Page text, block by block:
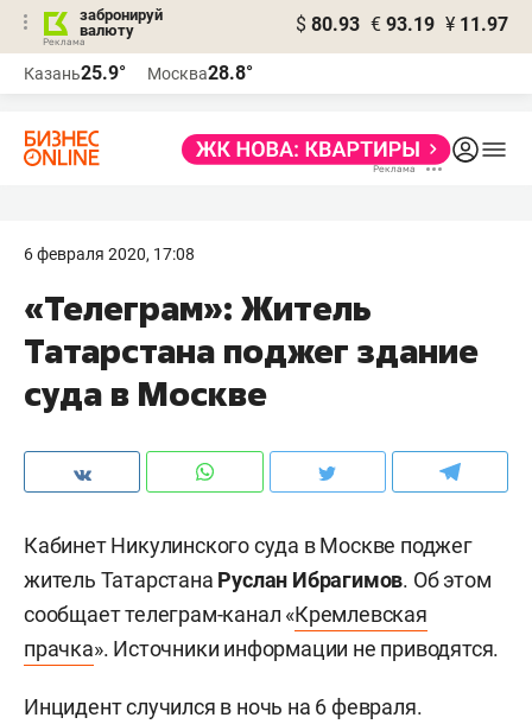
забронируй
валюту
$ 80.93 € 93.19 ¥ 11.97
Казань25.9° Москва28.8°
6 февраля 2020, 17:08
«Телеграм»: Житель
Татарстана поджег здание
суда в Москве
Кабинет Никулинского суда в Москве поджег
житель Татарстана Руслан Ибрагимов. Об этом
сообщает телеграм-канал «Кремлевская
прачка». Источники информации не приводятся.
Инцидент случился в ночь на 6 февраля.